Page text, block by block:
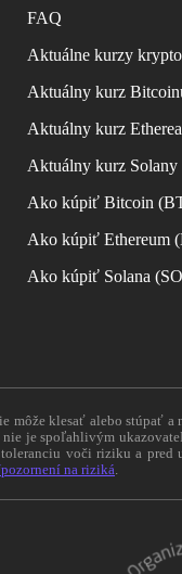
FAQ
Aktuálne kurzy
Aktuálny kurz
Aktuálny kurz Etherea
Aktuálny kurz Solany
Ako kúpiť Bitcoin
Ako kúpiť Ethereum
Ako kúpiť Solana
klesať alebo stúpať a
je spoľahlivým
voči riziku a
na riziká